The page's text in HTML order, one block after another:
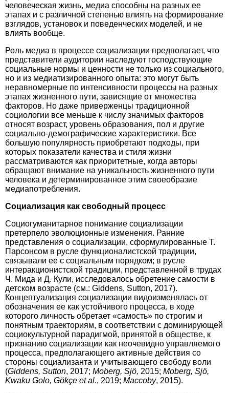
человеческая жизнь, медиа способны на разных ее
этапах и с различной степенью влиять на формирование
взглядов, установок и поведенческих моделей, и не
влиять вообще.
Роль медиа в процессе социализации предполагает, что
представители аудитории наследуют господствующие
социальные нормы и ценности не только из социального,
но и из медиатизированного опыта: это могут быть
неравномерные по интенсивности процессы на разных
этапах жизненного пути, зависящие от множества
факторов. Но даже приверженцы традиционной
социологии все меньше к числу значимых факторов
относят возраст, уровень образования, пол и другие
социально-демографические характеристики. Все
большую популярность приобретают подходы, при
которых показатели качества и стиля жизни
рассматриваются как приоритетные, когда авторы
обращают внимание на уникальность жизненного пути
человека и детерминированное этим своеобразие
медиапотребления.
Социализация как свободный процесс
Социогуманитарное понимание социализации
претерпело эволюционные изменения. Ранние
представления о социализации, сформулированные Т.
Парсонсом в русле функционалистской традиции,
связывали ее с социальным порядком; в русле
интеракционистской традиции, представленной в трудах
Ч. Мида и Д. Кули, исследовалось обретение самости в
детском возрасте (см.: Giddens, Sutton, 2017).
Концептуализация социализации видоизменялась от
обозначения ее как устойчивого процесса, в ходе
которого личность обретает «самость» по строгим и
понятным траекториям, в соответствии с доминирующей
социокультурной парадигмой, принятой в обществе, к
признанию социализации как неочевидно управляемого
процесса, предполагающего активные действия со
стороны социализанта и учитывающего свободу воли
(Giddens, Sutton, 2017; Moberg, Sjö, 2015; Moberg, Sjö,
Kwaku Golo, Gökçe et al., 2019; Maccoby, 2015).